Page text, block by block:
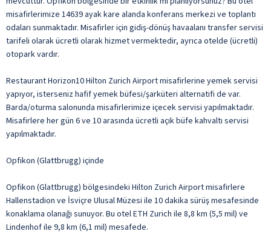
misafirlerimize 14639 ayak kare alanda konferans merkezi ve toplantı
odaları sunmaktadır. Misafirler için gidiş-dönüş havaalanı transfer servisi
tarifeli olarak ücretli olarak hizmet vermektedir, ayrıca otelde (ücretli)
otopark vardır.
Restaurant Horizon10 Hilton Zurich Airport misafirlerine yemek servisi
yapıyor, isterseniz hafif yemek büfesi/şarküteri alternatifi de var.
Barda/oturma salonunda misafirlerimize içecek servisi yapılmaktadır.
Misafirlere her gün 6 ve 10 arasında ücretli açık büfe kahvaltı servisi
yapılmaktadır.
Opfikon (Glattbrugg) içinde
Opfikon (Glattbrugg) bölgesindeki Hilton Zurich Airport misafirlere
Hallenstadion ve İsviçre Ulusal Müzesi ile 10 dakika sürüş mesafesinde
konaklama olanağı sunuyor. Bu otel ETH Zurich ile 8,8 km (5,5 mil) ve
Lindenhof ile 9,8 km (6,1 mil) mesafede.